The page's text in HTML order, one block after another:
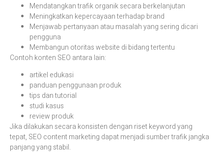
Mendatangkantrafikorganiksecara berkelanjutan
Meningkatkan kepercayaanterhadap brand
Menjawab pertanyaan atau masalahyang sering dicari
pengguna
Membangun otoritaswebsite di bidangtertentu
Contoh konten SEO antara lain:
artikel edukasi
panduan penggunaan produk
tips dantutorial
studi kasus
review produk
Jika dilakukan secara konsisten dengan risetkeywordyang
tepat, SEO contentmarketing dapatmenjadi sumbertrafikjangka
panjangyang stabil.